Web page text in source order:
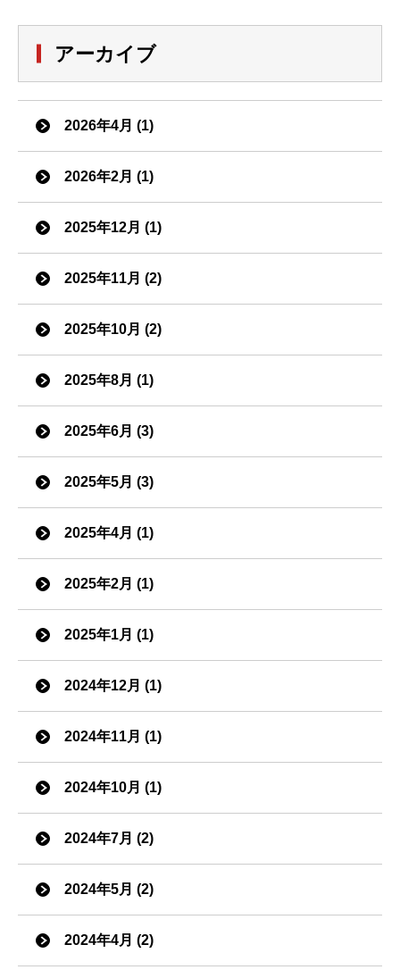
アーカイブ
2026年4月 (1)
2026年2月 (1)
2025年12月 (1)
2025年11月 (2)
2025年10月 (2)
2025年8月 (1)
2025年6月 (3)
2025年5月 (3)
2025年4月 (1)
2025年2月 (1)
2025年1月 (1)
2024年12月 (1)
2024年11月 (1)
2024年10月 (1)
2024年7月 (2)
2024年5月 (2)
2024年4月 (2)